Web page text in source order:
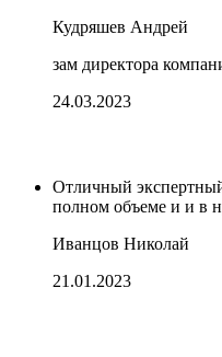
Кудряшев Андрей
зам директора
24.03.2023
Отличный
полном объеме и и в
Иванцов Николай
21.01.2023